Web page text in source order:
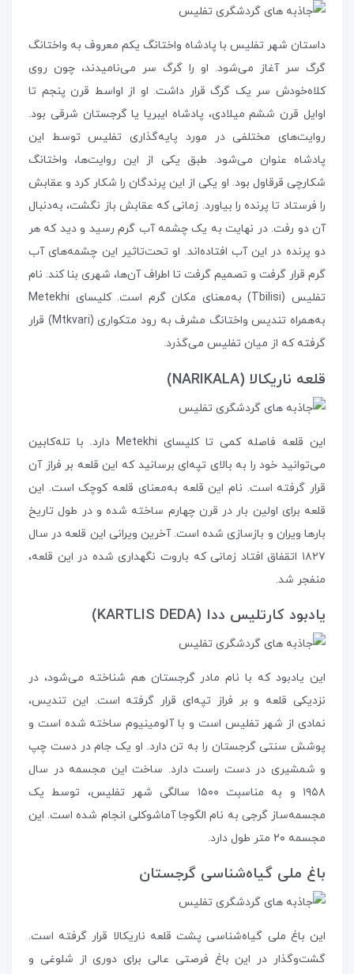
داستان شهر تفلیس با پادشاه واختانگ یکم معروف به واختانگ
گرگ سر آغاز می‌شود. او را گرگ سر می‌نامیدند، چون روی
کلاه‌خودش سر یک گرگ قرار داشت. او از اواسط قرن پنجم تا
اوایل قرن ششم میلادی، پادشاه ایبریا یا گرجستان شرقی بود.
روایت‌های مختلفی در مورد پایه‌گذاری تفلیس توسط این
پادشاه عنوان می‌شود. طبق یکی از این روایت‌ها، واختانگ
شکارچی قرقاول بود. او یکی از این پرندگان را شکار کرد و عقابش
را فرستاد تا پرنده را بیاورد. زمانی که عقابش باز نگشت، به‌دنبال
آن دو رفت. در نهایت به یک چشمه‌ آب گرم رسید و دید که هر
دو پرنده در این آب افتاده‌اند. او تحت‌تاثیر این چشمه‌های آب
گرم قرار گرفت و تصمیم گرفت تا اطراف آن‌ها، شهری بنا کند. نام
تفلیس (Tbilisi) به‌معنای مکان گرم است. کلیسای Metekhi
به‌همراه تندیس واختانگ مشرف به رود متکواری (Mtkvari) قرار
گرفته که از میان تفلیس می‌گذرد.
قلعه‌ ناریکالا (NARIKALA)
این قلعه فاصله‌ کمی تا کلیسای Metekhi دارد. با تله‌کابین
می‌توانید خود را به بالای تپه‌ای برسانید که این قلعه بر فراز آن
قرار گرفته است. نام این قلعه به‌معنای قلعه‌ کوچک است. این
قلعه برای اولین بار در قرن چهارم ساخته شده و در طول تاریخ
بارها ویران و بازسازی شده است. آخرین ویرانی این قلعه در سال
۱۸۲۷ اتقفاق افتاد زمانی که باروت نگهداری شده در این قلعه،
منفجر شد.
یادبود کارتلیس ددا (KARTLIS DEDA)
این یادبود که با نام مادر گرجستان هم شناخته می‌شود، در
نزدیکی قلعه و بر فراز تپه‌ای قرار گرفته است. این تندیس،
نمادی از شهر تفلیس است و با آلومینیوم ساخته شده است و
پوشش سنتی گرجستان را به تن دارد. او یک جام در دست چپ
و شمشیری در دست راست دارد. ساخت این مجسمه در سال
۱۹۵۸ و به مناسبت ۱۵۰۰ سالگی شهر تفلیس، توسط یک
مجسمه‌ساز گرجی به نام الگوجا آماشوکلی انجام شده است. این
مجسمه ۲۰ متر طول دارد.
باغ ملی گیاه‌شناسی گرجستان
این باغ ملی گیاه‌شناسی پشت قلعه‌ ناریکالا قرار گرفته است.
گشت‌و‌گذار در این باغ فرصتی عالی برای دوری از شلوغی و